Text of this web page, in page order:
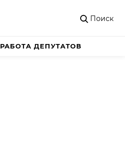
Поиск
РАБОТА ДЕПУТАТОВ